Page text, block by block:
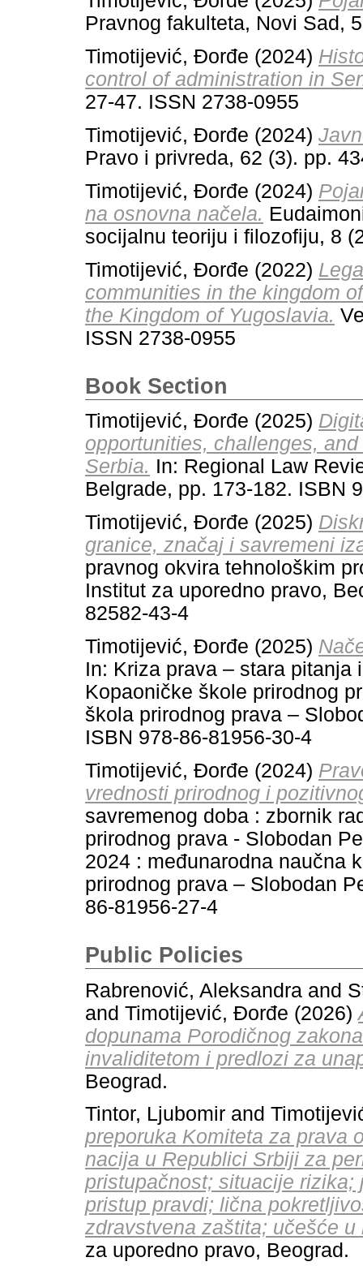
Pravnog fakulteta, Novi Sad,
Timotijević, Đorđe (2024)
control of administration in
27-47. ISSN 2738-0955
Timotijević, Đorđe (2024)
Pravo i privreda, 62 (3). pp.
Timotijević, Đorđe (2024)
na osnovna načela.
socijalnu teoriju i filozofiju, 8
Timotijević, Đorđe (2022)
communities in the kingdom
the Kingdom of Yugoslavia.
ISSN 2738-0955
Book Section
Timotijević, Đorđe (2025)
opportunities, challenges,
Serbia. In: Regional Law
Belgrade, pp. 173-182. ISBN
Timotijević, Đorđe (2025)
granice, značaj i savremeni
pravnog okvira tehnološkim
Institut za uporedno pravo,
82582-43-4
Timotijević, Đorđe (2025)
In: Kriza prava – stara
Kopaoničke škole prirodnog
škola prirodnog prava –
ISBN 978-86-81956-30-4
Timotijević, Đorđe (2024)
vrednosti prirodnog i
savremenog doba : zbornik
prirodnog prava - Slobodan
2024 : međunarodna naučna
prirodnog prava – Slobodan
86-81956-27-4
Public Policies
Rabrenović, Aleksandra and
and Timotijević, Đorđe (2026)
dopunama Porodičnog
invaliditetom i predlozi za
Beograd.
Tintor, Ljubomir and
preporuka Komiteta za prava
nacija u Republici Srbiji za
pristupačnost; situacije
pristup pravdi; lična
zdravstvena zaštita; učešće
za uporedno pravo, Beograd.